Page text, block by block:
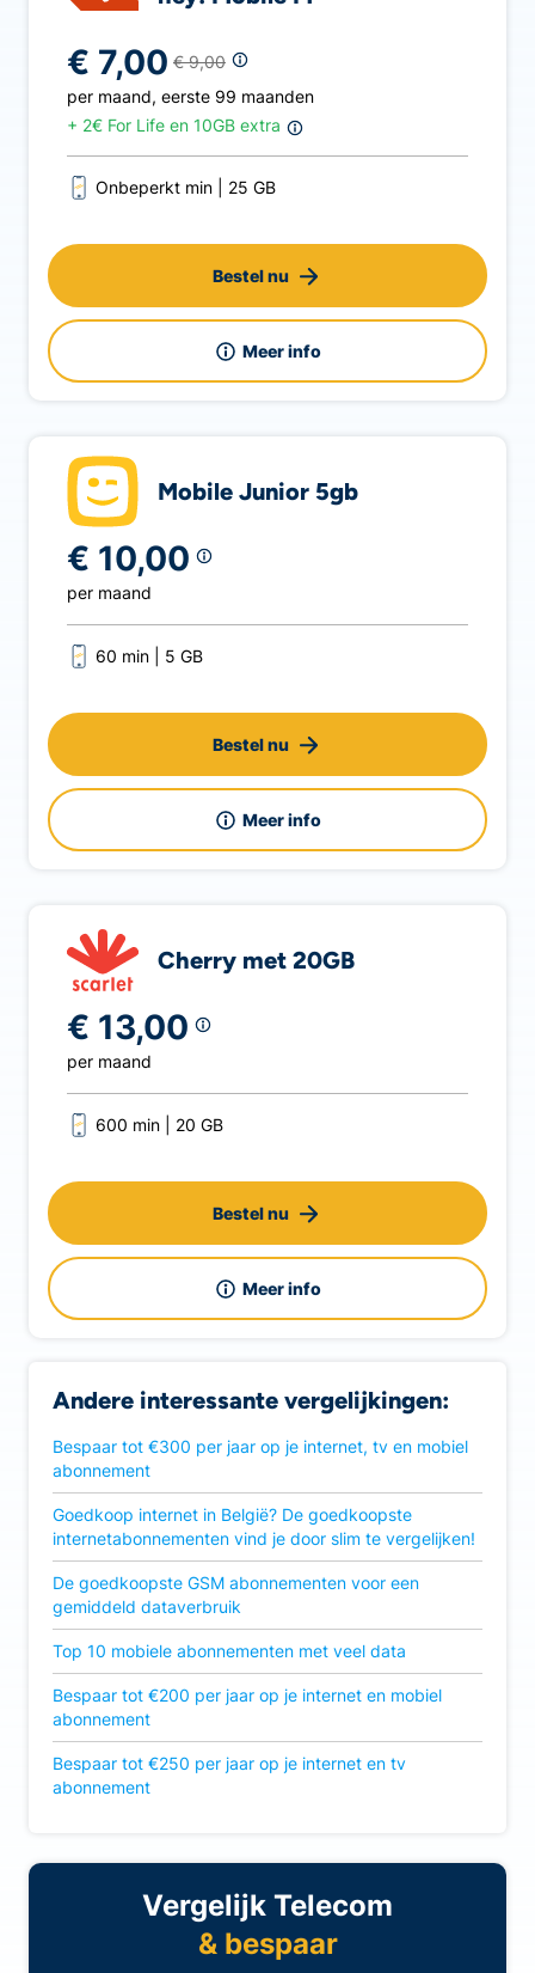
€ 7,00 € 9,00
per maand, eerste 99 maanden
+ 2€ For Life en 10GB extra
Onbeperkt min 25 GB
Meer info
Bestel nu
Mobile Junior 5gb
€ 10,00
per maand
60 min 5 GB
Meer info
Bestel nu
Cherry met 20GB
€ 13,00
per maand
600 min 20 GB
Meer info
Bestel nu
Andere interessante vergelijkingen:
Bespaar tot €300 per jaar op je internet, tv en mobiel
abonnement
Goedkoop internet in België? De goedkoopste
internetabonnementen vind je door slim te vergelijken!
De goedkoopste GSM abonnementen voor een
gemiddeld dataverbruik
Top 10 mobiele abonnementen met veel data
Bespaar tot €200 per jaar op je internet en mobiel
abonnement
Bespaar tot €250 per jaar op je internet en tv
abonnement
Vergelijk Telecom
& bespaar